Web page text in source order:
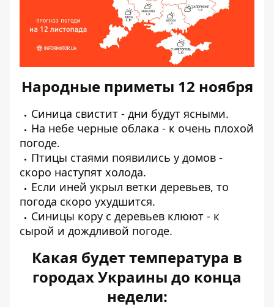
Народные приметы 12 ноября
Синица свистит - дни будут ясными.
На небе черные облака - к очень плохой
погоде.
Птицы стаями появились у домов -
скоро наступят холода.
Если иней укрыл ветки деревьев, то
погода скоро ухудшится.
Синицы кору с деревьев клюют - к
сырой и дождливой погоде.
Какая будет температура в
городах Украины до конца
недели: